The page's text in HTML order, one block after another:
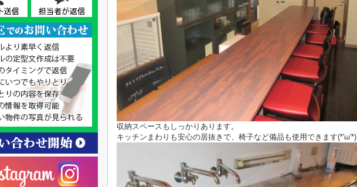
収納スペースもしっかりあります。
キッチンまわりも安心の居抜きで、椅子など備品も使用できます(*'ω'*)